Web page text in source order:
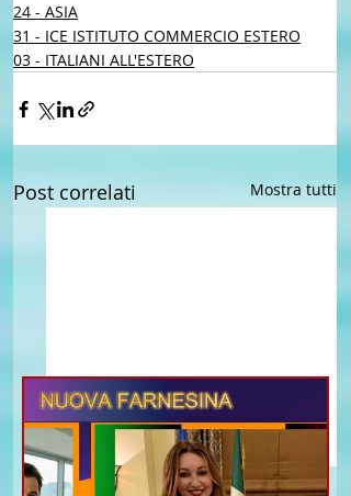
24 - ASIA
31 - ICE ISTITUTO COMMERCIO ESTERO
03 - ITALIANI ALL'ESTERO
Post correlati Mostra tutti